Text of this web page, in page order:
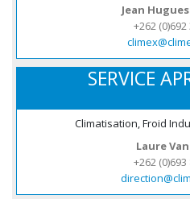
Jean Hugues
+262 (0)692
SERVICE
Climatisation, Froid
Laure
+262 (0)693